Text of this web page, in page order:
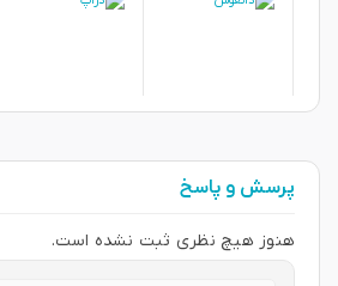
پرسش و پاسخ
هنوز هیچ نظری ثبت نشده است.